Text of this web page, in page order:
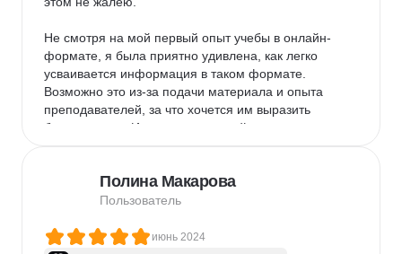
Не смотря на мой первый опыт учебы в онлайн-
формате, я была приятно удивлена, как легко
усваивается информация в таком формате.
Возможно это из-за подачи материала и опыта
преподавателей, за что хочется им выразить
багодарность. Интересные, порой интерактивные,
на этой платформе не чувствуешь себя одиноким.
На помощь всегда придет и служба поддержки (не
которые ответят на все интересующие вопросы.
Полина Макарова
Пользователь
июнь 2024